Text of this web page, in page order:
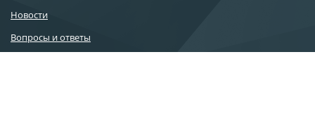
Новости
Вопросы и ответы